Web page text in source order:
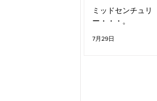
ミッドセンチュリ
ー・・・。
7月29日